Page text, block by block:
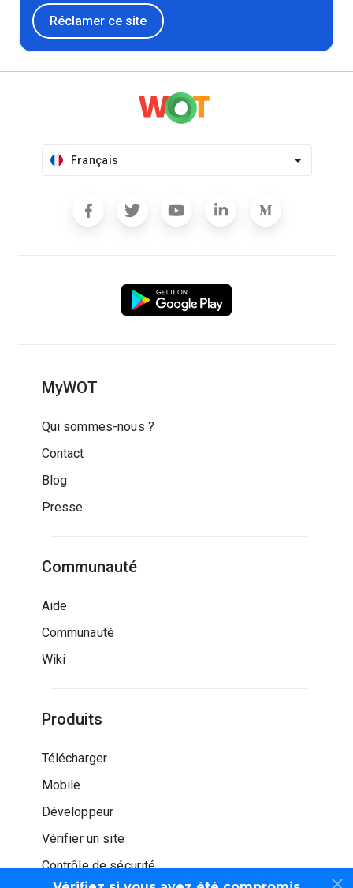
Réclamer ce site
Français
MyWOT
Qui sommes-nous ?
Contact
Blog
Presse
Communauté
Aide
Communauté
Wiki
Produits
Télécharger
Mobile
Développeur
Vérifier un site
Contrôle de sécurité